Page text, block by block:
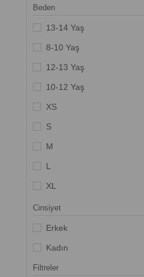
Lacı
Kırmızı
Sarı
Turuncu
Acık Pembe
Açık Mavi
Beden
13-14 Yaş
8-10 Yaş
12-13 Yaş
10-12 Yaş
XS
S
M
L
XL
2XL
3XL
4XL
30
Cinsiyet
Erkek
Kadın
Filtreler